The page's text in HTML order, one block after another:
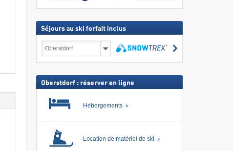
Séjours au ski forfait inclus
au
Rechercher
Oberstdorf : réserver en ligne
Hébergements
Location de matériel de ski